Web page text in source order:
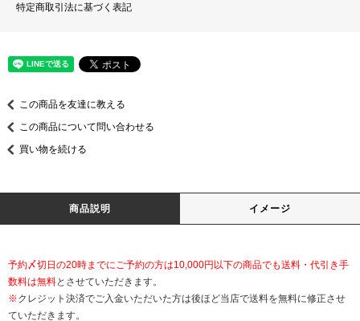
特定商取引法に基づく表記
この商品を友達に教える
この商品について問い合わせる
買い物を続ける
商品説明 イメージ
予約〆切日の20時までにご予約の方は10,000円以下の商品でも送料・代引き手
数料は無料とさせていただきます。
※クレジット決済でご入金いただいた方は後ほど当店で送料を無料に修正させ
ていただきます。